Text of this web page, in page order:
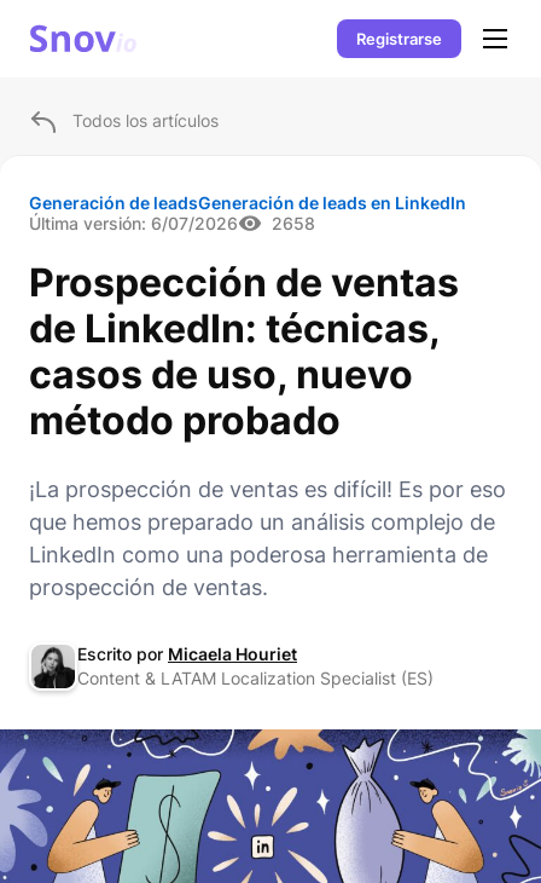
Registrarse
Todos los artículos
Generación de leadsGeneración de leads en LinkedIn
Última versión: 6/07/2026 2658
Prospección de ventas
de LinkedIn: técnicas,
casos de uso, nuevo
método probado
¡La prospección de ventas es difícil! Es por eso
que hemos preparado un análisis complejo de
LinkedIn como una poderosa herramienta de
prospección de ventas.
Escrito por Micaela Houriet
Content & LATAM Localization Specialist (ES)